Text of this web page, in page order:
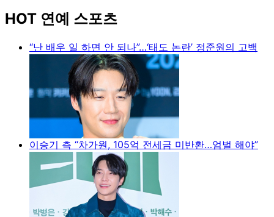
HOT 연예 스포츠
“난 배우 일 하면 안 되나”…‘태도 논란’ 정준원의 고백
이승기 측 “차가원, 105억 전세금 미반환…엄벌 해야”